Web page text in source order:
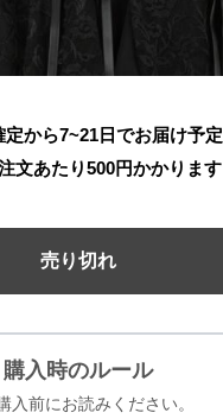
定から7~21日でお届け予定
文あたり500円かかります
売り切れ
購入時のルール
入前にお読みください。